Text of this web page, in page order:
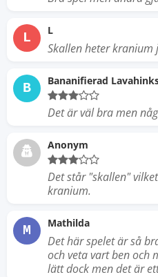
L L
Skallen heter kranium
B
Bananifierad
Det är väl bra men
Anonym
Det står "skallen"
kranium.
M Mathilda
Det här spelet är så
och veta vart ben och
lätt dock men det är